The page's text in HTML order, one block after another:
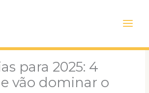
Menu
para 2025: 4
vão dominar o